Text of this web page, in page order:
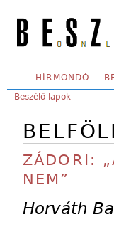
SECONDARY MENU
HÍRMONDÓ
YOU ARE HERE:
Beszélő lapok
ZÁDORI:
NEM”
Horváth